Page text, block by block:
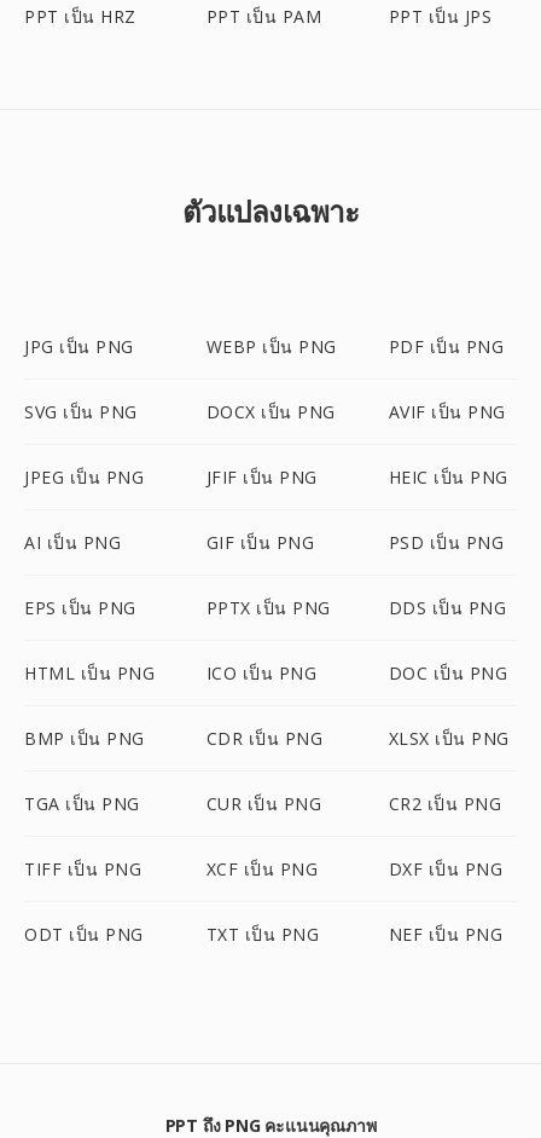
PPT เป็น HRZ PPT เป็น PAM PPT เป็น JPS
ตัวแปลงเฉพาะ
JPG เป็น PNG WEBP เป็น PNG PDF เป็น PNG
SVG เป็น PNG DOCX เป็น PNG AVIF เป็น PNG
JPEG เป็น PNG JFIF เป็น PNG HEIC เป็น PNG
AI เป็น PNG GIF เป็น PNG PSD เป็น PNG
EPS เป็น PNG PPTX เป็น PNG DDS เป็น PNG
HTML เป็น PNG ICO เป็น PNG DOC เป็น PNG
BMP เป็น PNG CDR เป็น PNG XLSX เป็น PNG
TGA เป็น PNG CUR เป็น PNG CR2 เป็น PNG
TIFF เป็น PNG XCF เป็น PNG DXF เป็น PNG
ODT เป็น PNG TXT เป็น PNG NEF เป็น PNG
PPT ถึง PNG คะแนนคุณภาพ